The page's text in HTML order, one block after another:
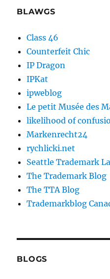
BLAWGS
Class 46
Counterfeit Chic
IP Dragon
IPKat
ipweblog
Le petit Musée des
likelihood of
Markenrecht24
rychlicki.net
Seattle Trademark
The Trademark Blog
The TTA Blog
Trademarkblog
BLOGS